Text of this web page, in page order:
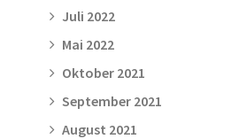
Juli 2022
Mai 2022
Oktober 2021
September 2021
August 2021